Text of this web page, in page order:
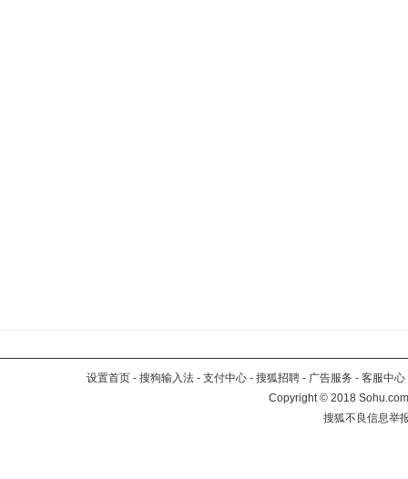
设置首页 - 搜狗输入法 - 支付中心 - 搜狐招聘 - 广告服务 - 客服中心
Copyright©2018
搜狐不良信息举